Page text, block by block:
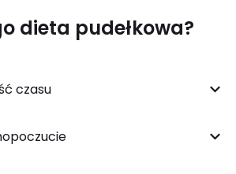
dieta pudełkowa?
czasu